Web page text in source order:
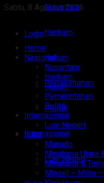
Sabtu, 8 Agustus 2026
Login
Nusantara
Hankam
Hukum
Pemerintahan
Politik
Internasional
Luar Negeri
Home
Nasional
Nusantara
Hankam
Hukum
Pemerintahan
Politik
Internasional
Luar Negeri
Sulut
Manado
Minahasa Utara
Minahasa &
Minsel – Mitra –